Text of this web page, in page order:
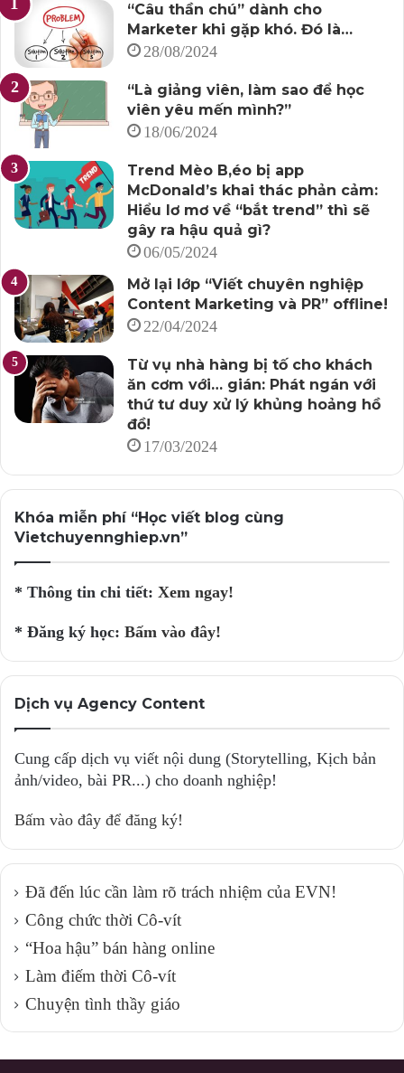
“Câu thần chú” dành cho
Marketer khi gặp khó. Đó là…
28/08/2024
“Là giảng viên, làm sao để học
viên yêu mến mình?”
18/06/2024
Trend Mèo B,éo bị app
McDonald’s khai thác phản cảm:
Hiểu lơ mơ về “bắt trend” thì sẽ
gây ra hậu quả gì?
06/05/2024
Mở lại lớp “Viết chuyên nghiệp
Content Marketing và PR” offline!
22/04/2024
Từ vụ nhà hàng bị tố cho khách
ăn cơm với… gián: Phát ngán với
thứ tư duy xử lý khủng hoảng hồ
đồ!
17/03/2024
Khóa miễn phí “Học viết blog cùng
Vietchuyennghiep.vn”
* Thông tin chi tiết: Xem ngay!
* Đăng ký học: Bấm vào đây!
Dịch vụ Agency Content
Cung cấp dịch vụ viết nội dung (Storytelling, Kịch bản
ảnh/video, bài PR...) cho doanh nghiệp!
Bấm vào đây để đăng ký!
Đã đến lúc cần làm rõ trách nhiệm của EVN!
Công chức thời Cô-vít
“Hoa hậu” bán hàng online
Làm điếm thời Cô-vít
Chuyện tình thầy giáo